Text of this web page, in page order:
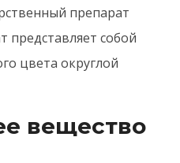
препарат
представляет собой
цвета округлой
вещество